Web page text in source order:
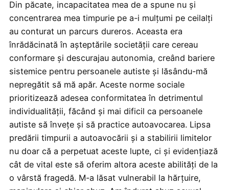
Din păcate, incapacitatea mea de a spune nu și
concentrarea mea timpurie pe a-i mulțumi pe ceilalți
au conturat un parcurs dureros. Aceasta era
înrădăcinată în așteptările societății care cereau
conformare și descurajau autonomia, creând bariere
sistemice pentru persoanele autiste și lăsându-mă
nepregătit să mă apăr. Aceste norme sociale
prioritizează adesea conformitatea în detrimentul
individualității, făcând și mai dificil ca persoanele
autiste să învețe și să practice autoavocarea. Lipsa
predării timpurii a autoavocării și a stabilirii limitelor
nu doar că a perpetuat aceste lupte, ci și evidențiază
cât de vital este să oferim altora aceste abilități de la
o vârstă fragedă. M-a lăsat vulnerabil la hărțuire,